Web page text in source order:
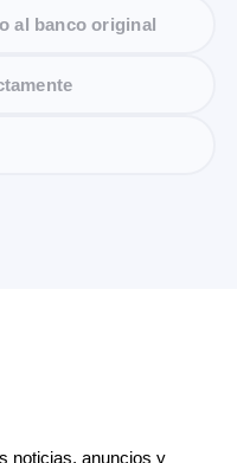
al banco original
noticias, anuncios y